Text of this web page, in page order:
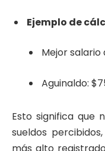
Ejemplo de
Mejor salario
Aguinaldo:
Esto significa que
sueldos
más alto